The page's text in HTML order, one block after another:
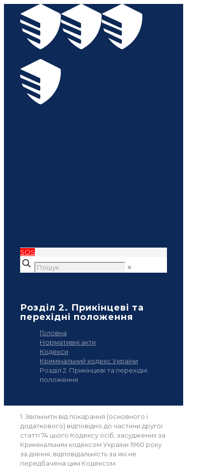
SOS
✕
Розділ 2. Прикінцеві та
перехідні положення
Головна
Нормативні акти
Кодекси
Кримінальний кодекс України
Розділ 2. Прикінцеві та перехідні
положення
1. Звільнити від покарання (основного і
додаткового) відповідно до частини другої
статті 74 цього Кодексу осіб, засуджених за
Кримінальним кодексом України 1960 року
за діяння, відповідальність за які не
передбачена цим Кодексом: